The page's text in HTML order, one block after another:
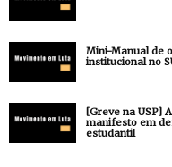
Mini-Manual de
institucional no
[Greve na USP]
manifesto em
estudantil